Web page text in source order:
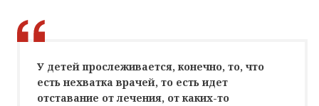
У детей прослеживается, конечно, то, что
есть нехватка врачей, то есть идет
отставание от лечения, от каких-то